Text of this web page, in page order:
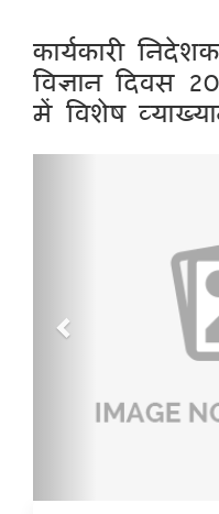
कार्यकारी
विज्ञान दिवस
में विशेष